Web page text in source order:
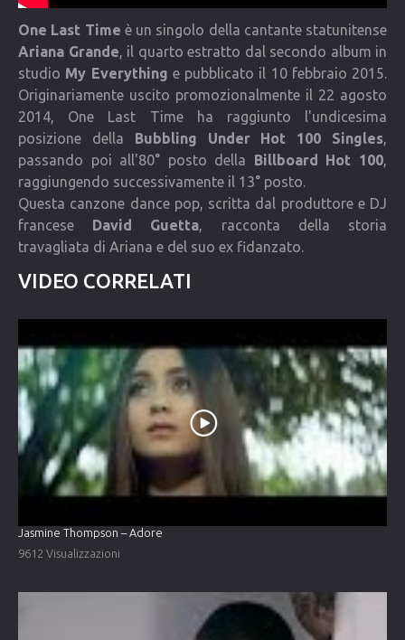
One Last Time è un singolo della cantante statunitense
Ariana Grande , il quarto estratto dal secondo album in
studio My Everything e pubblicato il 10 febbraio 2015.
Originariamente uscito promozionalmente il 22 agosto
2014, One Last Time ha raggiunto l'undicesima
posizione della Bubbling Under Hot 100 Singles
passando poi all'80° posto della Billboard Hot 100
raggiungendo successivamente il 13° posto.
Questa canzone dance pop, scritta dal produttore e DJ
francese David Guetta , racconta della storia
travagliata di Ariana e del suo ex fidanzato.
VIDEO CORRELATI
Jasmine Thompson – Adore
9612 Visualizzazioni